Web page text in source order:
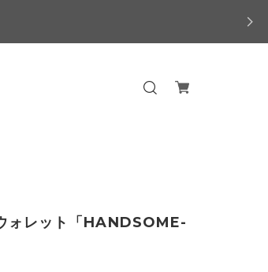
ォレット「HANDSOME-